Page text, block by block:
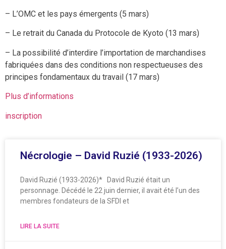
– L’OMC et les pays émergents (5 mars)
– Le retrait du Canada du Protocole de Kyoto (13 mars)
– La possibilité d’interdire l’importation de marchandises
fabriquées dans des conditions non respectueuses des
principes fondamentaux du travail (17 mars)
Plus d’informations
inscription
Nécrologie – David Ruzié (1933-2026)
David Ruzié (1933-2026)* David Ruzié était un
personnage. Décédé le 22 juin dernier, il avait été l’un des
membres fondateurs de la SFDI et
LIRE LA SUITE